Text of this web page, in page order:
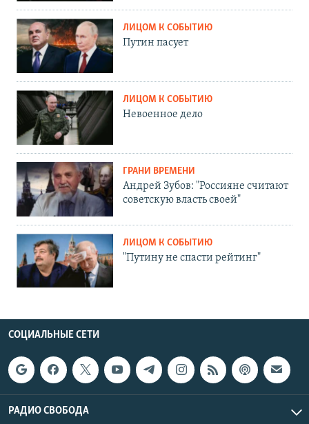
ЛИЦОМ К СОБЫТИЮ
Путин пасует
ЛИЦОМ К СОБЫТИЮ
Невоенное дело
ГРАНИ ВРЕМЕНИ
Андрей Зубов: "Россияне считают
советскую власть своей"
ЛИЦОМ К СОБЫТИЮ
"Путину не спасти рейтинг"
СОЦИАЛЬНЫЕ СЕТИ
РАДИО СВОБОДА